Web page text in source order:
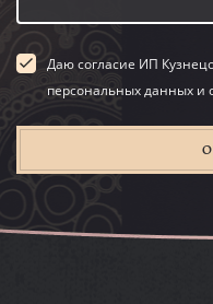
Даю согласие ИП
персональных данных и